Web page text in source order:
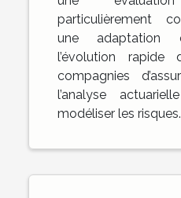
particulièrement
une adaptation
l’évolution
compagnies
l’analyse
modéliser les